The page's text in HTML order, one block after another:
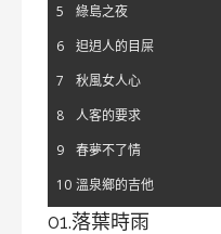
5
綠島之夜
6
𨑨迌人的目屎
7
秋風女人心
8
人客的要求
9
春夢不了情
10 溫泉鄉的吉他
11 碧潭假期
01.落葉時雨